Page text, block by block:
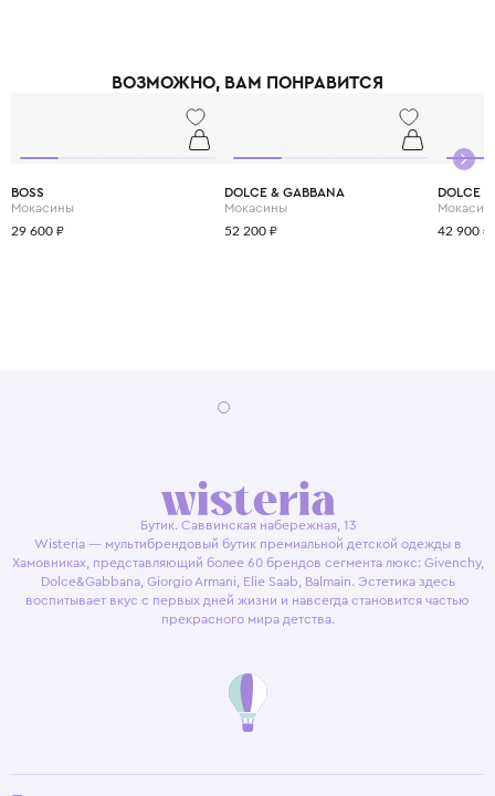
важно для активных детей. Jarrett выпускает обувь ограниченными
качества и продуманности каждой модели. Для самых холодных зим
Jarrett предлагает стеганые кеды и ботинки с подкладкой из кашемира и
высокой тракторной подошвой для максимального тепла и
безопасности. Выбирая Jarrett, вы покупаете своему ребёнку идеальное
сочетание традиционного итальянского мастерства и современных
технологий для здоровья его ножек.
ВОЗМОЖНО, ВАМ ПОНРАВИТСЯ
BOSS
Мокасины
29 600 ₽
DOLCE & GABBANA
Мокасины
52 200 ₽
DOLCE
42 900 ₽
Бутик. Саввинская набережная, 13
Wisteria — мультибрендовый бутик премиальной детской одежды в
Хамовниках, представляющий более 60 брендов сегмента люкс: Givenchy,
Dolce&Gabbana, Giorgio Armani, Elie Saab, Balmain. Эстетика здесь
воспитывает вкус с первых дней жизни и навсегда становится частью
прекрасного мира детства.